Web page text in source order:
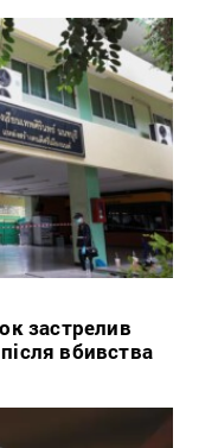
застрелив
вбивства